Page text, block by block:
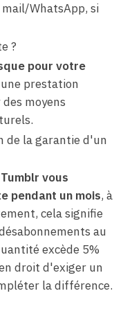
WhatsApp, si
?
pour votre
prestation
moyens
de la garantie d'un
vous
pendant un mois, à
cela signifie
au
excède 5%
droit d'exiger un
la différence.